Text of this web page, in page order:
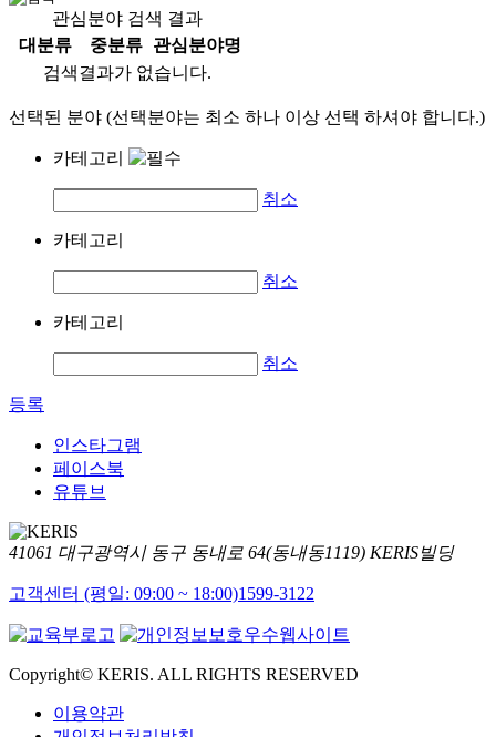
관심분야 검색 결과
대분류
중분류
관심분야명
검색결과가 없습니다.
선택된 분야 (선택분야는 최소 하나 이상 선택 하셔야 합니다.)
카테고리
취소
카테고리
취소
카테고리
취소
등록
인스타그램
페이스북
유튜브
41061 대구광역시 동구 동내로 64(동내동1119) KERIS빌딩
고객센터 (평일: 09:00 ~ 18:00)1599-3122
Copyright© KERIS. ALL RIGHTS RESERVED
이용약관